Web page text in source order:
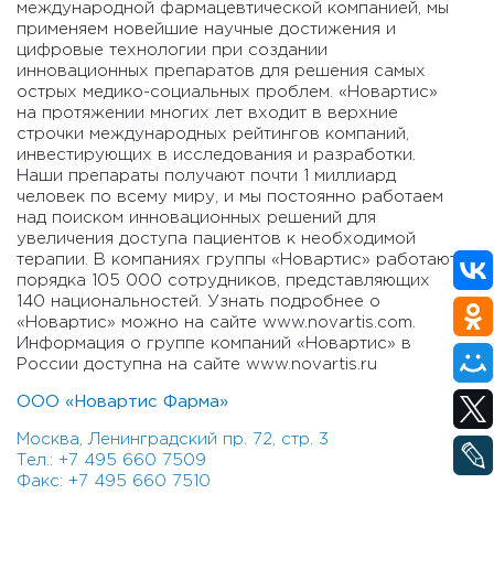
международной фарма­цевтической компанией, мы
применяем новейшие науч­ные достижения и
цифровые технологии при создании
инновационных препаратов для решения самых
острых медико-социальных проблем. «Новартис»
на протяже­нии многих лет входит в верхние
строчки международ­ных рейтингов компаний,
инвестирующих в исследо­вания и разработки.
Наши препараты получают почти 1 миллиард
человек по всему миру, и мы постоянно работаем
над поиском инновационных решений для
увеличения доступа пациентов к необходимой
тера­пии. В компаниях группы «Новартис» работают
порядка 105 000 сотрудников, представляющих
140 националь­ностей. Узнать подробнее о
«Новартис» можно на сайте www.novartis.com.
Информация о группе компаний «Новартис» в
России доступна на сайте www.novartis.ru
ООО «Новартис Фарма»
Москва, Ленинградский пр. 72, стр. 3
Тел.: +7 495 660 7509
Факс: +7 495 660 7510